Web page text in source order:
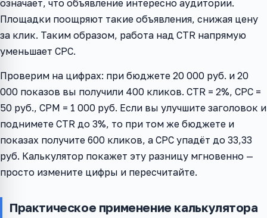
означает, что объявление интересно аудитории.
Площадки поощряют такие объявления, снижая цену
за клик. Таким образом, работа над CTR напрямую
уменьшает CPC.
Проверим на цифрах: при бюджете 20 000 руб. и 20
000 показов вы получили 400 кликов. CTR = 2%, CPC =
50 руб., CPM = 1 000 руб. Если вы улучшите заголовок и
поднимете CTR до 3%, то при том же бюджете и
показах получите 600 кликов, а CPC упадёт до 33,33
руб. Калькулятор покажет эту разницу мгновенно —
просто измените цифры и пересчитайте.
Практическое применение калькулятора